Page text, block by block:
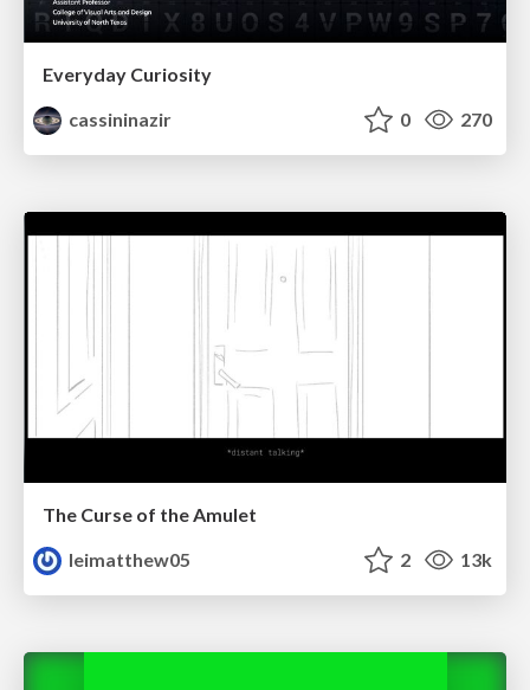
Everyday Curiosity
cassininazir
0 270
The Curse of the Amulet
leimatthew05
2 13k